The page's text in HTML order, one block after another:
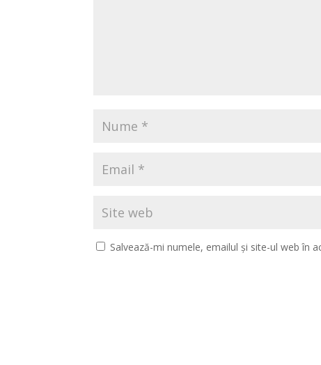
Salvează-mi numele, emailul și site-ul web în